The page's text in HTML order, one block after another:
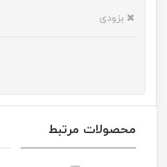
بزودی
محصولات مرتبط